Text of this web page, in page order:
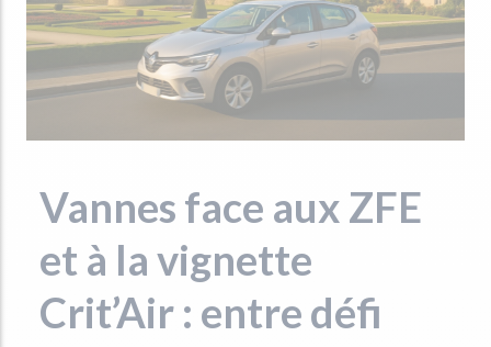
Vannes face aux ZFE
et à la vignette
Crit’Air : entre défi